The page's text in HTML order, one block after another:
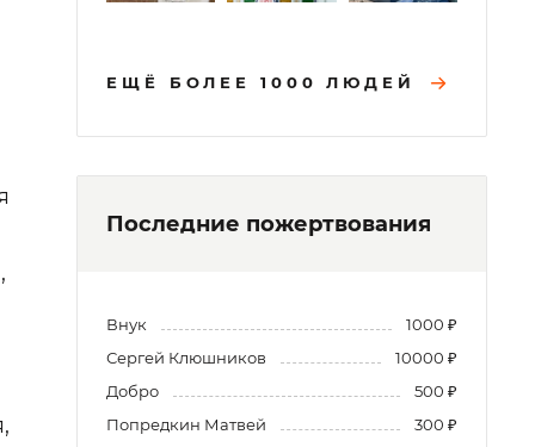
ЕЩЁ БОЛЕЕ 1000 ЛЮДЕЙ
Последние пожертвования
Внук
1000 ₽
Сергей Клюшников
10000 ₽
Добро
500 ₽
Попредкин Матвей
300 ₽